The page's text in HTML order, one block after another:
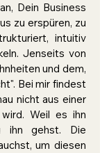
Dein Business
zu erspüren, zu
intuitiv
Jenseits von
und dem,
Bei mir findest
nicht aus einer
Weil es ihn
ihn gehst. Die
um diesen